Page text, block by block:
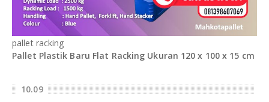
pallet racking
Pallet Plastik Baru Flat Racking Ukuran 120 x 100 x 15 cm
10.09